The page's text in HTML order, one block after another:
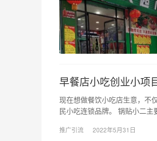
早餐店小吃创业小项
现在想做餐饮小吃店生意，不
民小吃连锁品牌。 锅贴小二
推广引流 2022年5月31日